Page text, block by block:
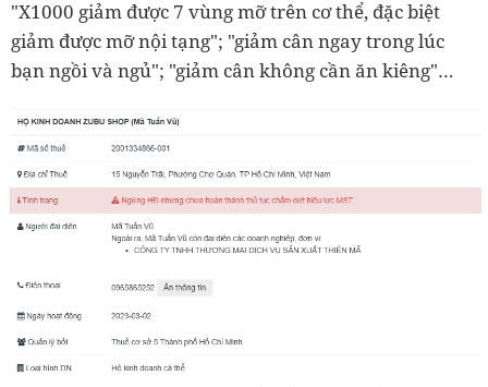
"X1000 giảm được 7 vùng mỡ trên cơ thể, đặc biệt
giảm được mỡ nội tạng"; "giảm cân ngay trong lúc
bạn ngồi và ngủ"; "giảm cân không cần ăn kiêng"…